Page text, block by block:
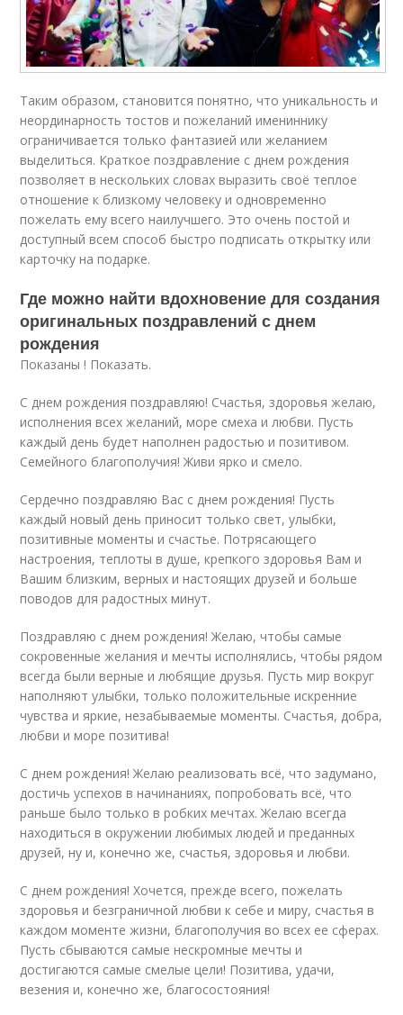
Таким образом, становится понятно, что уникальность и
неординарность тостов и пожеланий имениннику
ограничивается только фантазией или желанием
выделиться. Краткое поздравление с днем рождения
позволяет в нескольких словах выразить своё теплое
отношение к близкому человеку и одновременно
пожелать ему всего наилучшего. Это очень постой и
доступный всем способ быстро подписать открытку или
карточку на подарке.
Где можно найти вдохновение для создания
оригинальных поздравлений с днем
рождения
Показаны ! Показать.
С днем рождения поздравляю! Счастья, здоровья желаю,
исполнения всех желаний, море смеха и любви. Пусть
каждый день будет наполнен радостью и позитивом.
Семейного благополучия! Живи ярко и смело.
Сердечно поздравляю Вас с днем рождения! Пусть
каждый новый день приносит только свет, улыбки,
позитивные моменты и счастье. Потрясающего
настроения, теплоты в душе, крепкого здоровья Вам и
Вашим близким, верных и настоящих друзей и больше
поводов для радостных минут.
Поздравляю с днем рождения! Желаю, чтобы самые
сокровенные желания и мечты исполнялись, чтобы рядом
всегда были верные и любящие друзья. Пусть мир вокруг
наполняют улыбки, только положительные искренние
чувства и яркие, незабываемые моменты. Счастья, добра,
любви и море позитива!
С днем рождения! Желаю реализовать всё, что задумано,
достичь успехов в начинаниях, попробовать всё, что
раньше было только в робких мечтах. Желаю всегда
находиться в окружении любимых людей и преданных
друзей, ну и, конечно же, счастья, здоровья и любви.
С днем рождения! Хочется, прежде всего, пожелать
здоровья и безграничной любви к себе и миру, счастья в
каждом моменте жизни, благополучия во всех ее сферах.
Пусть сбываются самые нескромные мечты и
достигаются самые смелые цели! Позитива, удачи,
везения и, конечно же, благосостояния!